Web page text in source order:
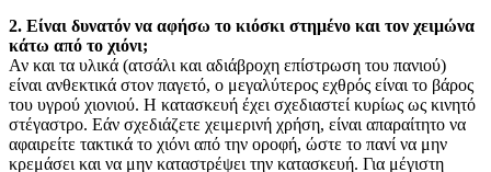
2. Είναι δυνατόν να αφήσω το κιόσκι στημένο και τον χειμώνα
κάτω από το χιόνι;
Αν και τα υλικά (ατσάλι και αδιάβροχη επίστρωση του πανιού)
είναι ανθεκτικά στον παγετό, ο μεγαλύτερος εχθρός είναι το βάρος
του υγρού χιονιού. Η κατασκευή έχει σχεδιαστεί κυρίως ως κινητό
στέγαστρο. Εάν σχεδιάζετε χειμερινή χρήση, είναι απαραίτητο να
αφαιρείτε τακτικά το χιόνι από την οροφή, ώστε το πανί να μην
κρεμάσει και να μην καταστρέψει την κατασκευή. Για μέγιστη